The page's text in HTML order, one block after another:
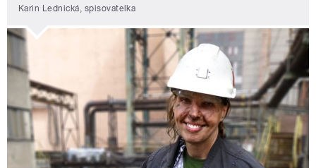
Karin Lednická, spisovatelka